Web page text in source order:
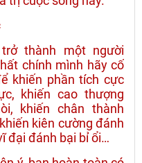
thành một người
chính mình hãy cố
khiến phần tích cực
khiến cao thượng
khiến chân thành
kiên cường đánh
đại đánh bại bỉ ổi…